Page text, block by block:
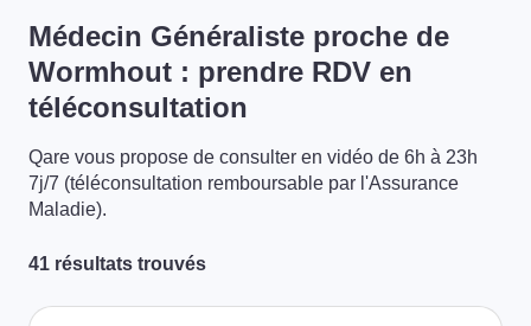
Médecin Généraliste proche de
Wormhout : prendre RDV en
téléconsultation
Qare vous propose de consulter en vidéo de 6h à 23h
7j/7 (téléconsultation remboursable par l'Assurance
Maladie).
41 résultats trouvés